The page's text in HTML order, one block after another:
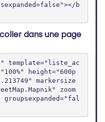
b
dans une page
template="liste_ac
height="600p
markersize
zoom